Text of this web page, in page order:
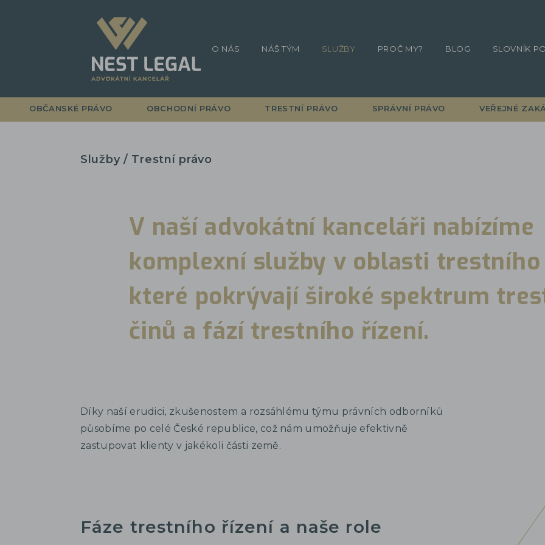
Služby / Trestní právo
V naší advokátní kanceláři nabízíme
komplexní služby v oblasti trestního
které pokrývají široké spektrum
činů a fází trestního řízení.
Díky naší erudici, zkušenostem a rozsáhlému týmu právních odborníků
působíme po celé České republice, což nám umožňuje efektivně
zastupovat klienty v jakékoli části země.
Fáze trestního řízení a naše role
O NÁS NÁŠ TÝM SLUŽBY PROČ MY? BLOG SLOVNÍK
OBČANSKÉ PRÁVO OBCHODNÍ PRÁVO TRESTNÍ PRÁVO SPRÁVNÍ PRÁVO VEŘEJNÉ